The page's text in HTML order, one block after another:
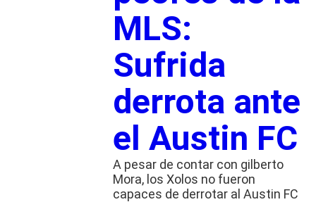
MLS:
Sufrida
derrota ante
el Austin FC
A pesar de contar con gilberto
Mora, los Xolos no fueron
capaces de derrotar al Austin FC